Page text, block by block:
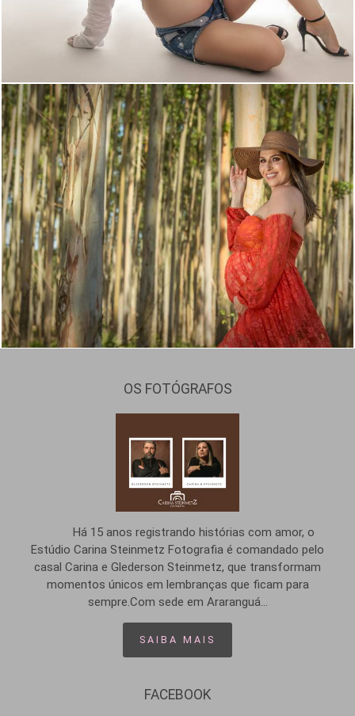
1060 5
OS FOTÓGRAFOS
Há 15 anos registrando histórias com amor, o
Estúdio Carina Steinmetz Fotografia é comandado pelo
casal Carina e Glederson Steinmetz, que transformam
momentos únicos em lembranças que ficam para
sempre.Com sede em Araranguá...
SAIBA MAIS
FACEBOOK